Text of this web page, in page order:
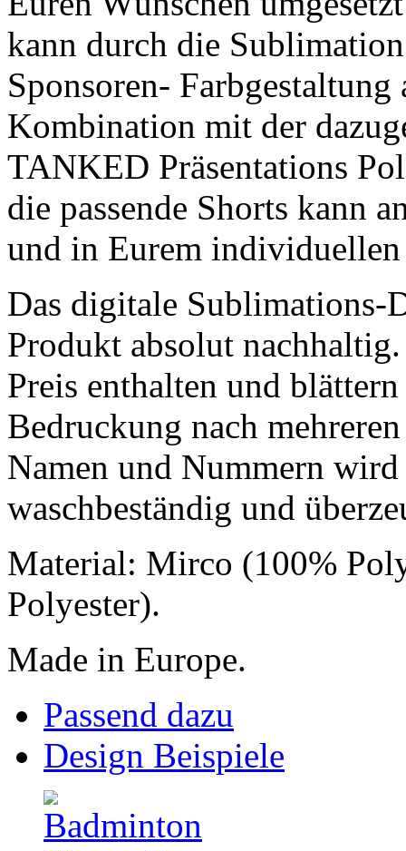
kann durch die
Sponsoren- Farbgestaltung
Kombination mit der
TANKED Präsentations
die passende Shorts kann
und in Eurem
Das digitale Sublimations-
Produkt absolut
Preis enthalten und
Bedruckung nach
Namen und Nummern
waschbeständig und
Material: Mirco (100%
Polyester).
Made in Europe.
Passend dazu
Design Beispiele